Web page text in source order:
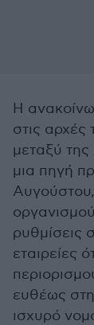
Η
στις
μεταξύ
μια πηγή
ρυθμίσεις
εταιρείες
ευθέως
ισχυρό